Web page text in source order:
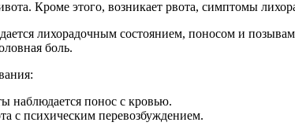
Кроме этого, возникает рвота, симптомы
лихорадочным состоянием, поносом и
боль.
наблюдается понос с кровью.
с психическим перевозбуждением.